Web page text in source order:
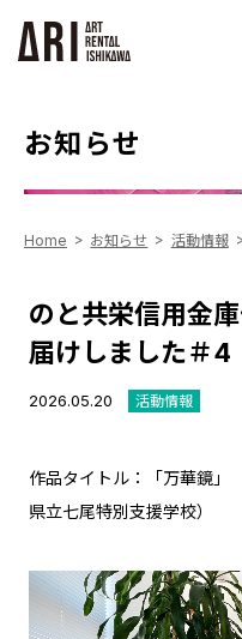
お知らせ
Home お知らせ 活動情報
のと共栄信用金
届けしました＃4
2026.05.20 活動情報
作品タイトル：「万華鏡
県立七尾特別支援学校）